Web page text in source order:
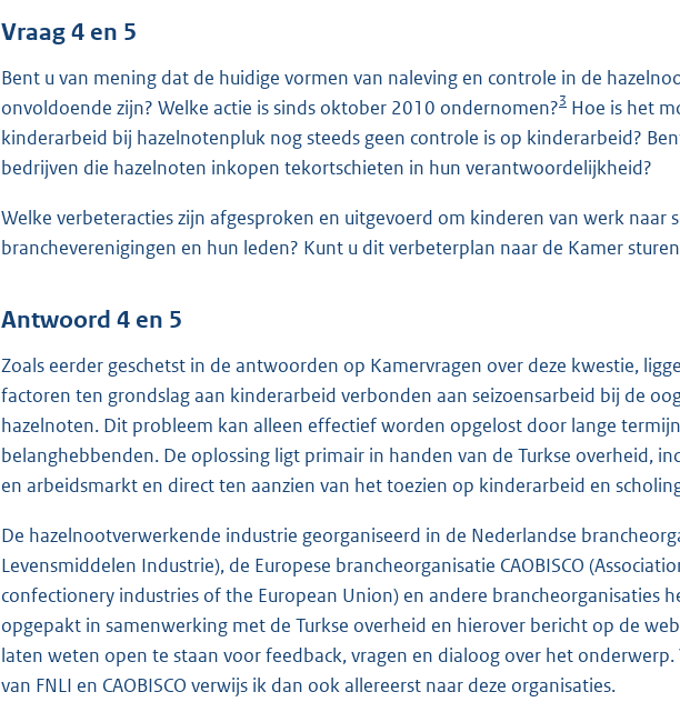
Vraag 4 en 5
Bent u van mening dat de huidige vormen van naleving en controle in de
onvoldoende zijn? Welke actie is sinds oktober 2010 ondernomen?3 Hoe is het
kinderarbeid bij hazelnotenpluk nog steeds geen controle is op kinderarbeid?
bedrijven die hazelnoten inkopen tekortschieten in hun verantwoordelijkheid?
Welke verbeteracties zijn afgesproken en uitgevoerd om kinderen van werk naar
brancheverenigingen en hun leden? Kunt u dit verbeterplan naar de Kamer
Antwoord 4 en 5
Zoals eerder geschetst in de antwoorden op Kamervragen over deze kwestie,
factoren ten grondslag aan kinderarbeid verbonden aan seizoensarbeid bij de
hazelnoten. Dit probleem kan alleen effectief worden opgelost door lange
belanghebbenden. De oplossing ligt primair in handen van de Turkse overheid,
en arbeidsmarkt en direct ten aanzien van het toezien op kinderarbeid en
De hazelnootverwerkende industrie georganiseerd in de Nederlandse
Levensmiddelen Industrie), de Europese brancheorganisatie CAOBISCO
confectionery industries of the European Union) en andere brancheorganisaties
opgepakt in samenwerking met de Turkse overheid en hierover bericht op de
laten weten open te staan voor feedback, vragen en dialoog over het
van FNLI en CAOBISCO verwijs ik dan ook allereerst naar deze organisaties.